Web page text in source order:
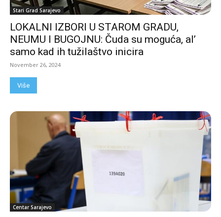
Stari Grad Sarajevo
LOKALNI IZBORI U STAROM GRADU,
NEUMU I BUGOJNU: Čuda su moguća, al’
samo kad ih tužilaštvo inicira
November 26, 2024
Više
Centar Sarajevo